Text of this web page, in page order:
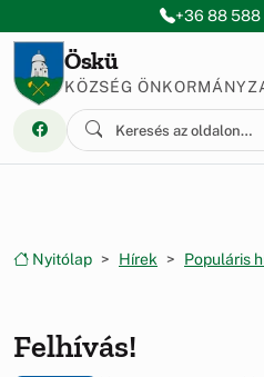
Ugrás a menüre
Ugrás a tartalomra+36 88 588
Öskü
KÖZSÉG
Nyitólap Hírek Populáris
Felhívás!